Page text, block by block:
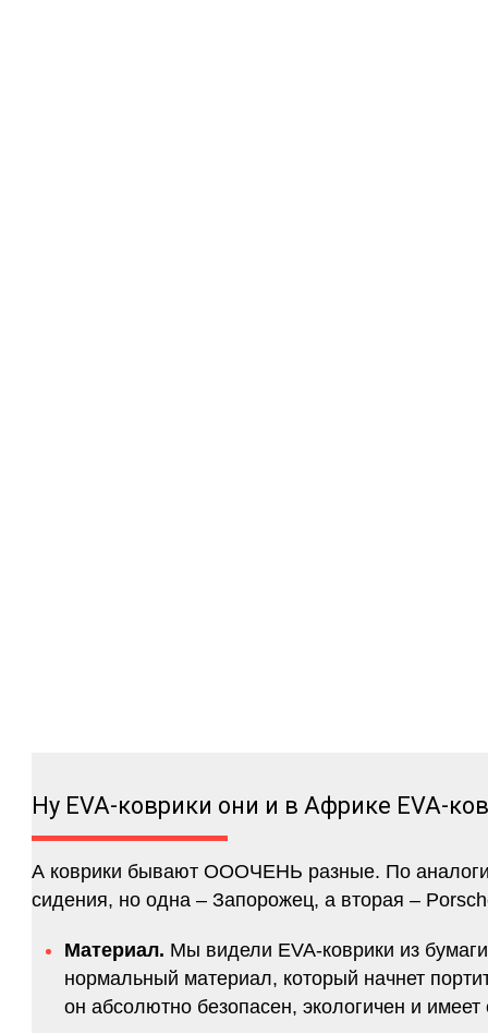
Ну EVA-коврики они и в Африке EVA-
А коврики бывают ОООЧЕНЬ разные. По
сидения, но одна – Запорожец, а вторая –
Материал. Мы видели EVA-коврики из
нормальный материал, который начнет
он абсолютно безопасен, экологичен и